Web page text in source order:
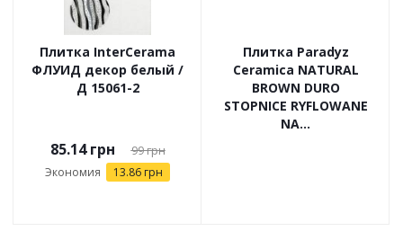
Плитка InterCerama
ФЛУИД декор белый /
Д 15061-2
85.14грн 99грн
Экономия 13.86 грн
Плитка Paradyz
Ceramica NATURAL
BROWN DURO
STOPNICE RYFLOWANE
NA...